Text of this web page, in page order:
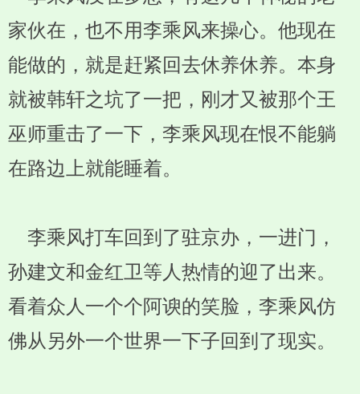
家伙在，也不用李乘风来操心。他现在
能做的，就是赶紧回去休养休养。本身
就被韩轩之坑了一把，刚才又被那个王
巫师重击了一下，李乘风现在恨不能躺
在路边上就能睡着。
李乘风打车回到了驻京办，一进门，
孙建文和金红卫等人热情的迎了出来。
看着众人一个个阿谀的笑脸，李乘风仿
佛从另外一个世界一下子回到了现实。